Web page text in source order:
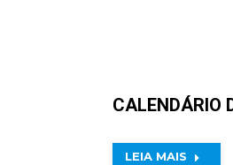
CALENDÁRIO
LEIA MAIS